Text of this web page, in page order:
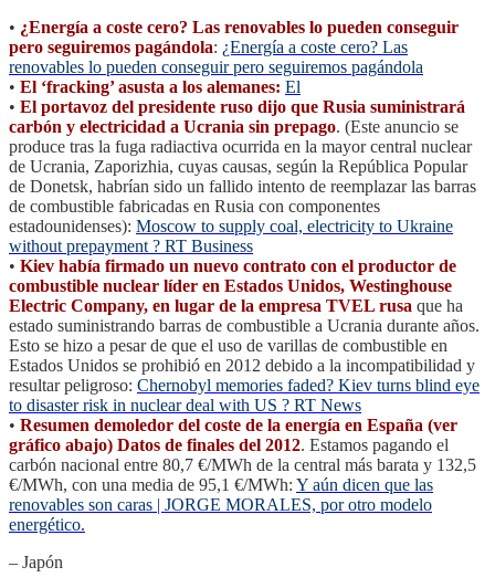
• ¿Energía a coste cero? Las renovables lo pueden conseguir
pero seguiremos pagándola: ¿Energía a coste cero? Las
renovables lo pueden conseguir pero seguiremos pagándola
• El ‘fracking’ asusta a los alemanes: El
• El portavoz del presidente ruso dijo que Rusia suministrará
carbón y electricidad a Ucrania sin prepago. (Este anuncio se
produce tras la fuga radiactiva ocurrida en la mayor central nuclear
de Ucrania, Zaporizhia, cuyas causas, según la República Popular
de Donetsk, habrían sido un fallido intento de reemplazar las barras
de combustible fabricadas en Rusia con componentes
estadounidenses): Moscow to supply coal, electricity to Ukraine
without prepayment ? RT Business
• Kiev había firmado un nuevo contrato con el productor de
combustible nuclear líder en Estados Unidos, Westinghouse
Electric Company, en lugar de la empresa TVEL rusa que ha
estado suministrando barras de combustible a Ucrania durante años.
Esto se hizo a pesar de que el uso de varillas de combustible en
Estados Unidos se prohibió en 2012 debido a la incompatibilidad y
resultar peligroso: Chernobyl memories faded? Kiev turns blind eye
to disaster risk in nuclear deal with US ? RT News
• Resumen demoledor del coste de la energía en España (ver
gráfico abajo) Datos de finales del 2012. Estamos pagando el
carbón nacional entre 80,7 €/MWh de la central más barata y 132,5
€/MWh, con una media de 95,1 €/MWh: Y aún dicen que las
renovables son caras | JORGE MORALES, por otro modelo
energético.
– Japón